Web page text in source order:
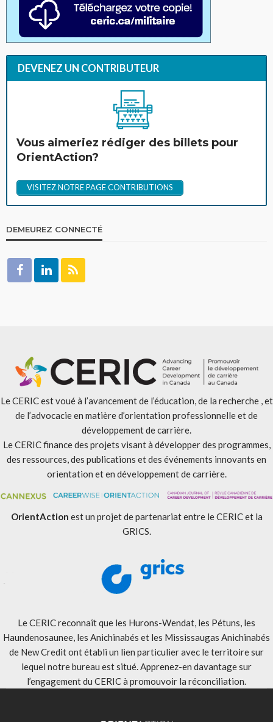
DEVENEZ UN CONTRIBUTEUR
Vous aimeriez rédiger des billets pour
OrientAction?
VISITEZ NOTRE PAGE CONTRIBUTIONS
DEMEUREZ CONNECTÉ
Le CERIC est voué à l’avancement de l’éducation, de la recherche , et
de l’advocacie en matière d’orientation professionnelle et de
développement de carrière.
Le CERIC finance des projets visant à développer des programmes,
des ressources, des publications et des événements innovants en
orientation et en développement de carrière.
OrientAction est un projet de partenariat entre le CERIC et la
GRICS.
Le CERIC reconnaît que les Hurons-Wendat, les Pétuns, les
Haundenosaunee, les Anichinabés et les Mississaugas Anichinabés
de New Credit ont établi un lien particulier avec le territoire sur
lequel notre bureau est situé. Apprenez-en davantage sur
l’engagement du CERIC à promouvoir la réconciliation.